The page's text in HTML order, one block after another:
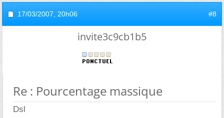
17/03/2007, 20h06 #8
invite3c9cb1b5
Re : Pourcentage massique
Dsl